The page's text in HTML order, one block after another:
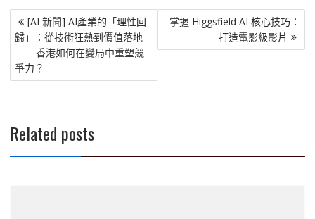
文
章
導
覽
[AI 新聞] AI產業的「理性回
歸」：從技術狂熱到價值落地
——香港如何在變局中重塑競
爭力？
掌握 Higgsfield AI 核心技巧：
打造電影級影片
Related posts